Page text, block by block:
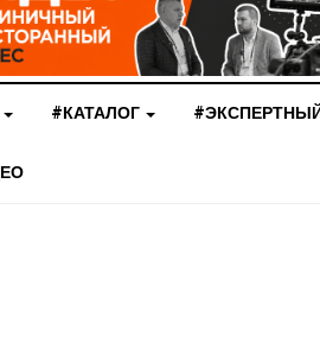
#КАТАЛОГ